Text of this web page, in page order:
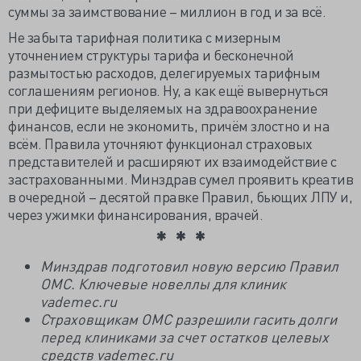
суммы за заимствование – миллион в год и за всё.
Не забыта тарифная политика с мизерным
уточнением структуры тарифа и бесконечной
размытостью расходов, делегируемых тарифным
соглашениям регионов. Ну, а как ещё вывернуться
при дефиците выделяемых на здравоохранение
финансов, если не экономить, причём злостно и на
всём. Правила уточняют функционал страховых
представителей и расширяют их взаимодействие с
застрахованными. Минздрав сумел проявить креатив
в очередной – десятой правке Правил, бьющих ЛПУ и,
через ужимки финансирования, врачей.
Минздрав подготовил новую версию Правил
ОМС. Ключевые новеллы для клиник
vademec.ru
Страховщикам ОМС разрешили гасить долги
перед клиниками за счет остатков целевых
средств vademec.ru